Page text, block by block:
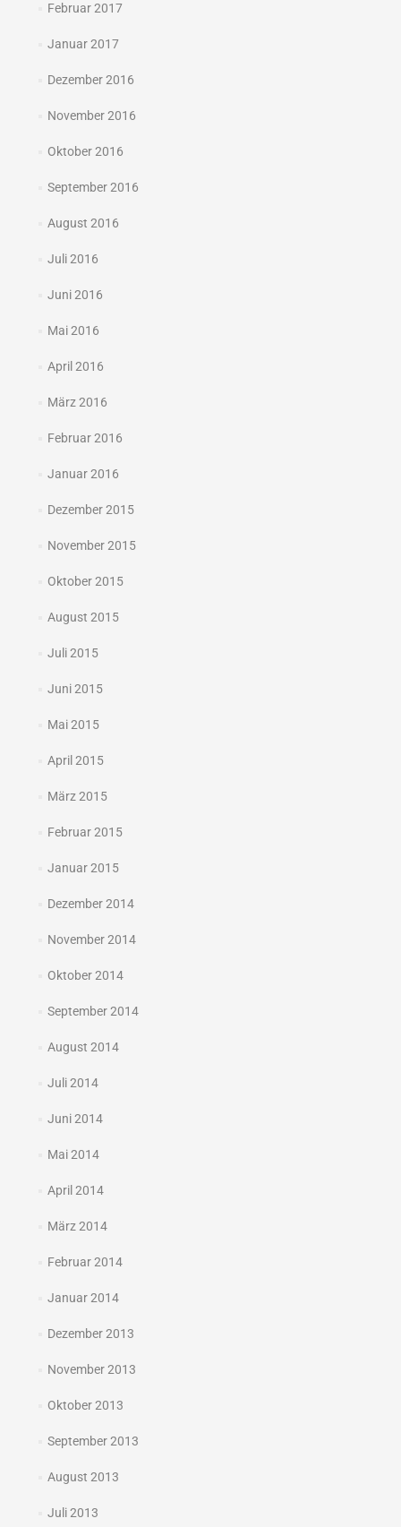
Februar 2017
Januar 2017
Dezember 2016
November 2016
Oktober 2016
September 2016
August 2016
Juli 2016
Juni 2016
Mai 2016
April 2016
März 2016
Februar 2016
Januar 2016
Dezember 2015
November 2015
Oktober 2015
August 2015
Juli 2015
Juni 2015
Mai 2015
April 2015
März 2015
Februar 2015
Januar 2015
Dezember 2014
November 2014
Oktober 2014
September 2014
August 2014
Juli 2014
Juni 2014
Mai 2014
April 2014
März 2014
Februar 2014
Januar 2014
Dezember 2013
November 2013
Oktober 2013
September 2013
August 2013
Juli 2013